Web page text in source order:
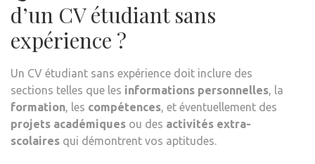
d’un CV étudiant sans
expérience ?
Un CV étudiant sans expérience doit inclure des
sections telles que les informations personnelles, la
formation, les compétences, et éventuellement des
projets académiques ou des activités extra-
scolaires qui démontrent vos aptitudes.